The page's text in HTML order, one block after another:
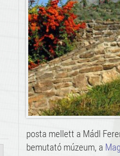
posta mellett a Mádl
bemutató múzeum, a